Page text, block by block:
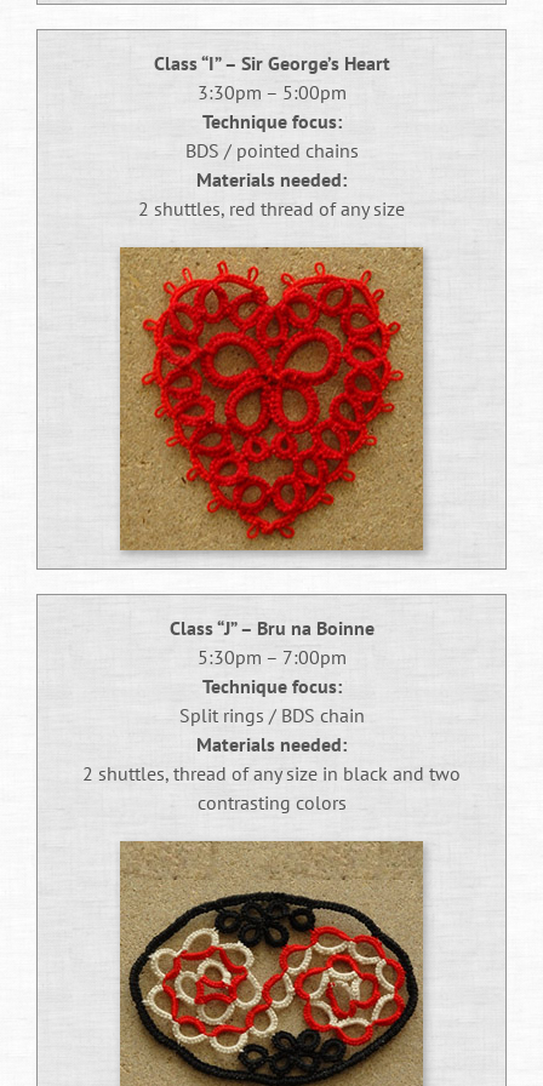
sofisticação das análises preditivas.
Atualmente, as previsões esportivas mais
avançadas incorporam big data, análise preditiva
em tempo real e até mesmo processamento de
linguagem natural para avaliar sentimentos em
redes sociais e seu impacto potencial no
desempenho das equipes. Sensores vestíveis
fornecem dados fisiológicos instantâneos dos
atletas, permitindo avaliações precisas sobre
condicionamento físico e probabilidade de lesões.
Sistemas de rastreamento por GPS e câmeras de
alta velocidade capturam cada movimento em
campo, gerando terabytes de informação que
alimentam modelos preditivos cada vez mais
refinados.
A democratização do acesso à informação também
transformou o panorama das previsões esportivas.
Entusiastas comuns agora têm acesso a
ferramentas analíticas que antes eram exclusivas
de organizações profissionais. Plataformas online
disponibilizam estatísticas detalhadas,
visualizações interativas e até mesmo modelos
preditivos que qualquer pessoa pode utilizar. Essa
democratização, no entanto, também elevou o
nível de sofisticação necessário para se destacar,
já que a simples análise estatística básica tornou-
Desafios
Contemporâneos e
Perspectivas Futuras
Class “I” – Sir George’s Heart
3:30pm – 5:00pm
Technique focus:
BDS / pointed chains
Materials needed:
2 shuttles, red thread of any size
Class “J” – Bru na Boinne
5:30pm – 7:00pm
Technique focus:
Split rings / BDS chain
Materials needed:
2 shuttles, thread of any size in black and two
contrasting colors